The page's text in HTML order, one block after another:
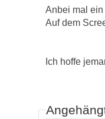
Anbei mal
Auf dem
Ich hoffe